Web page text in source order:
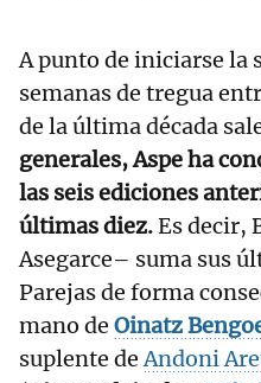
A punto de iniciarse la
semanas de tregua
de la última década
generales, Aspe ha
las seis ediciones
últimas diez.Es decir,
Asegarce– suma sus
Parejas de forma
mano de Oinatz
suplente deAndoni